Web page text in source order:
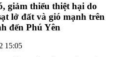
giảm thiểu thiệt hại do
lở đất và gió mạnh trên
đến Phú Yên
15:05